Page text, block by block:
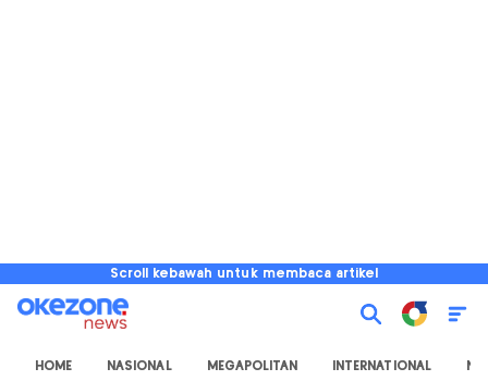
Scroll kebawah untuk membaca artikel
HOME NASIONAL MEGAPOLITAN INTERNATIONAL